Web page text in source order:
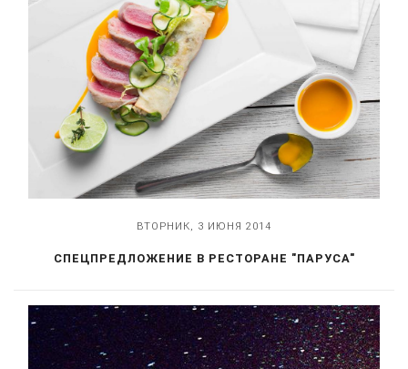
ВТОРНИК, 3 ИЮНЯ 2014
СПЕЦПРЕДЛОЖЕНИЕ В РЕСТОРАНЕ "ПАРУСА"